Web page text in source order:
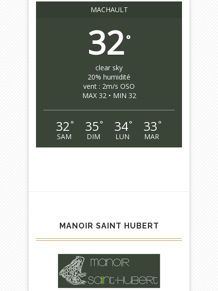
MACHAULT
32°
clear sky
20% humidité
vent : 2m/s OSO
MAX 32 • MIN 32
32°
SAM
35°
DIM
34°
LUN
33°
MAR
MANOIR SAINT HUBERT